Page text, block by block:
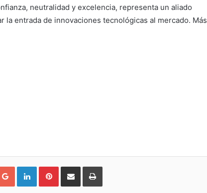
neutralidad y excelencia, representa un aliado
la entrada de innovaciones tecnológicas al mercado. Más
Google+ LinkedIn Pinterest